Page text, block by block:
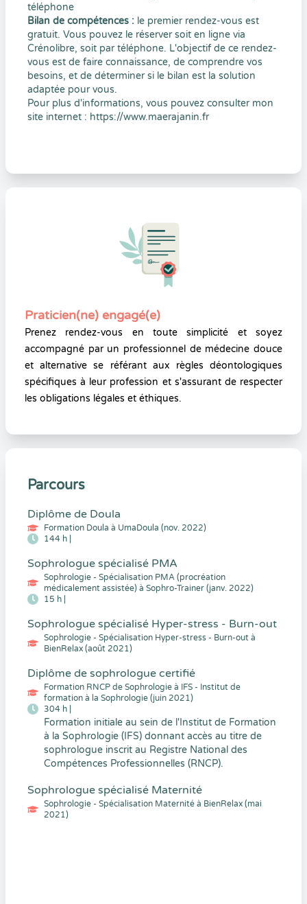
téléphone
Bilan de compétences : le premier rendez-vous est
gratuit. Vous pouvez le réserver soit en ligne via
Crénolibre, soit par téléphone. L'objectif de ce rendez-
vous est de faire connaissance, de comprendre vos
besoins, et de déterminer si le bilan est la solution
adaptée pour vous.
Pour plus d'informations, vous pouvez consulter mon
site internet : https://www.maerajanin.fr
Praticien(ne) engagé(e)
Prenez rendez-vous en toute simplicité et soyez
accompagné par un professionnel de médecine douce
et alternative se référant aux règles déontologiques
spécifiques à leur profession et s'assurant de respecter
les obligations légales et éthiques.
Parcours
Diplôme de Doula
Formation Doula à UmaDoula (nov. 2022)
144 h |
Sophrologue spécialisé PMA
Sophrologie - Spécialisation PMA (procréation
médicalement assistée) à Sophro-Trainer (janv. 2022)
15 h |
Sophrologue spécialisé Hyper-stress - Burn-out
Sophrologie - Spécialisation Hyper-stress - Burn-out à
BienRelax (août 2021)
Diplôme de sophrologue certifié
Formation RNCP de Sophrologie à IFS - Institut de
formation à la Sophrologie (juin 2021)
304 h |
Formation initiale au sein de l'Institut de Formation
à la Sophrologie (IFS) donnant accès au titre de
sophrologue inscrit au Registre National des
Compétences Professionnelles (RNCP).
Sophrologue spécialisé Maternité
Sophrologie - Spécialisation Maternité à BienRelax (mai
2021)